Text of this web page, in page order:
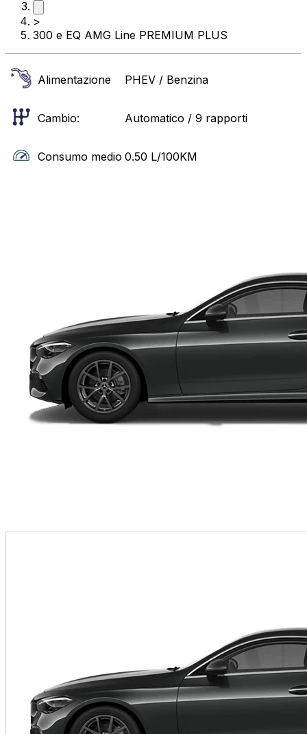
>
300 e EQ AMG Line PREMIUM PLUS
Alimentazione PHEV / Benzina
Cambio: Automatico / 9 rapporti
Consumo medio 0.50 L/100KM